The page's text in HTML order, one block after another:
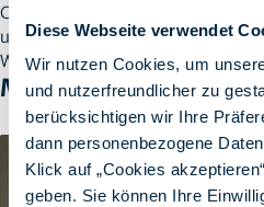
Diese Webseite verwendet
Wir nutzen Cookies, um
und nutzerfreundlicher zu
berücksichtigen wir Ihre
dann personenbezogene
Klick auf „Cookies
geben. Sie können Ihre
CMS was es verspricht:
und Nutzer’innen sind mit der
Wochen im praktischen Einsatz
Mehr erfahren